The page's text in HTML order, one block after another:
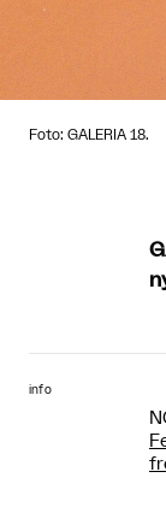
Foto: GALERIA 18.
info